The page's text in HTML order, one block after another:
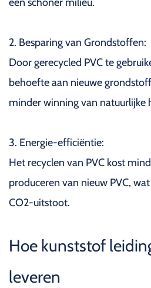
2. Besparing van Grondstoffen:
Door gerecycled PVC te
behoefte aan nieuwe
minder winning van natuurlijke
3. Energie-efficiëntie:
Het recyclen van PVC kost
produceren van nieuw PVC,
CO2-uitstoot.
Hoe kunststof
leveren